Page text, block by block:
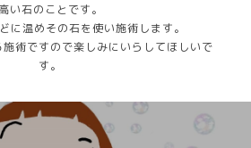
高い石のことです。
に温めその石を使い施術します。
術ですので楽しみにいらしてほしいで
す。